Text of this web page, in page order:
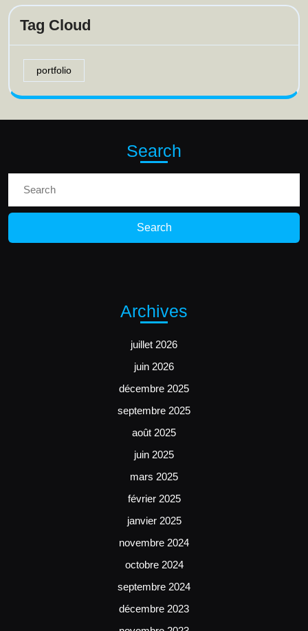
Tag Cloud
portfolio
Search
Archives
juillet 2026
juin 2026
décembre 2025
septembre 2025
août 2025
juin 2025
mars 2025
février 2025
janvier 2025
novembre 2024
octobre 2024
septembre 2024
décembre 2023